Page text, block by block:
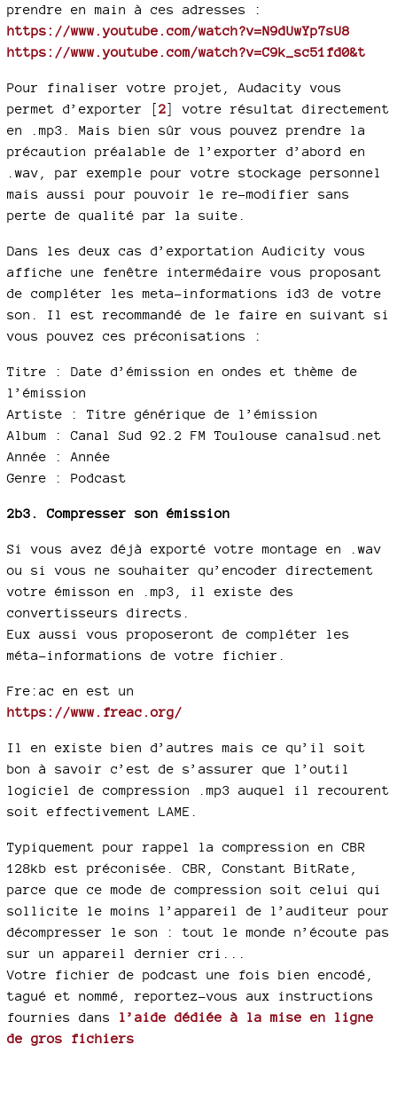
prendre en main à ces adresses :
https://www.youtube.com/watch?v=N9dUwYp7sU8
https://www.youtube.com/watch?v=C9k_sc51fd0&t
Pour finaliser votre projet, Audacity vous
permet d’exporter
[2]
votre résultat directement
en .mp3. Mais bien sûr vous pouvez prendre la
précaution préalable de l’exporter d’abord en
.wav, par exemple pour votre stockage personnel
mais aussi pour pouvoir le re-modifier sans
perte de qualité par la suite.
Dans les deux cas d’exportation Audicity vous
affiche une fenêtre intermédaire vous proposant
de compléter les meta-informations id3 de votre
son. Il est recommandé de le faire en suivant si
vous pouvez ces préconisations :
Titre : Date d’émission en ondes et thème de
l’émission
Artiste : Titre générique de l’émission
Album : Canal Sud 92.2 FM Toulouse canalsud.net
Année : Année
Genre : Podcast
2b3. Compresser son émission
Si vous avez déjà exporté votre montage en .wav
ou si vous ne souhaiter qu’encoder directement
votre émisson en .mp3, il existe des
convertisseurs directs.
Eux aussi vous proposeront de compléter les
méta-informations de votre fichier.
Fre:ac en est un
https://www.freac.org/
Il en existe bien d’autres mais ce qu’il soit
bon à savoir c’est de s’assurer que l’outil
logiciel de compression .mp3 auquel il recourent
soit effectivement LAME.
Typiquement pour rappel la compression en CBR
128kb est préconisée. CBR, Constant BitRate,
parce que ce mode de compression soit celui qui
sollicite le moins l’appareil de l’auditeur pour
décompresser le son : tout le monde n’écoute pas
sur un appareil dernier cri...
Votre fichier de podcast une fois bien encodé,
tagué et nommé, reportez-vous aux instructions
fournies dans l’aide dédiée à la mise en ligne
de gros fichiers